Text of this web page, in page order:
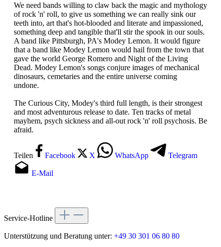
We need bands willing to claw back the magic and mythology
of rock 'n' roll, to give us something we can really sink our
teeth into, art that's hot-blooded and literate and impassioned,
something deep and tangible that'll stir the spook in our souls.
A band like Pittsburgh, PA's Modey Lemon. It would figure
that a band like Modey Lemon would hail from the town that
gave the world George Romero and Night of the Living
Dead. Modey Lemon's songs conjure images of mechanical
dinosaurs, cemetaries and the entire universe coming
undone.
The Curious City, Modey's third full length, is their strongest
and most adventurous release to date. Ten tracks of metal
mayhem, psych sickness and all-out rock 'n' roll psychosis. Be
afraid.
Teilen Facebook X WhatsApp Telegram
E-Mail
Service-Hotline
Unterstützung und Beratung unter: +49 30 301 06 80 80